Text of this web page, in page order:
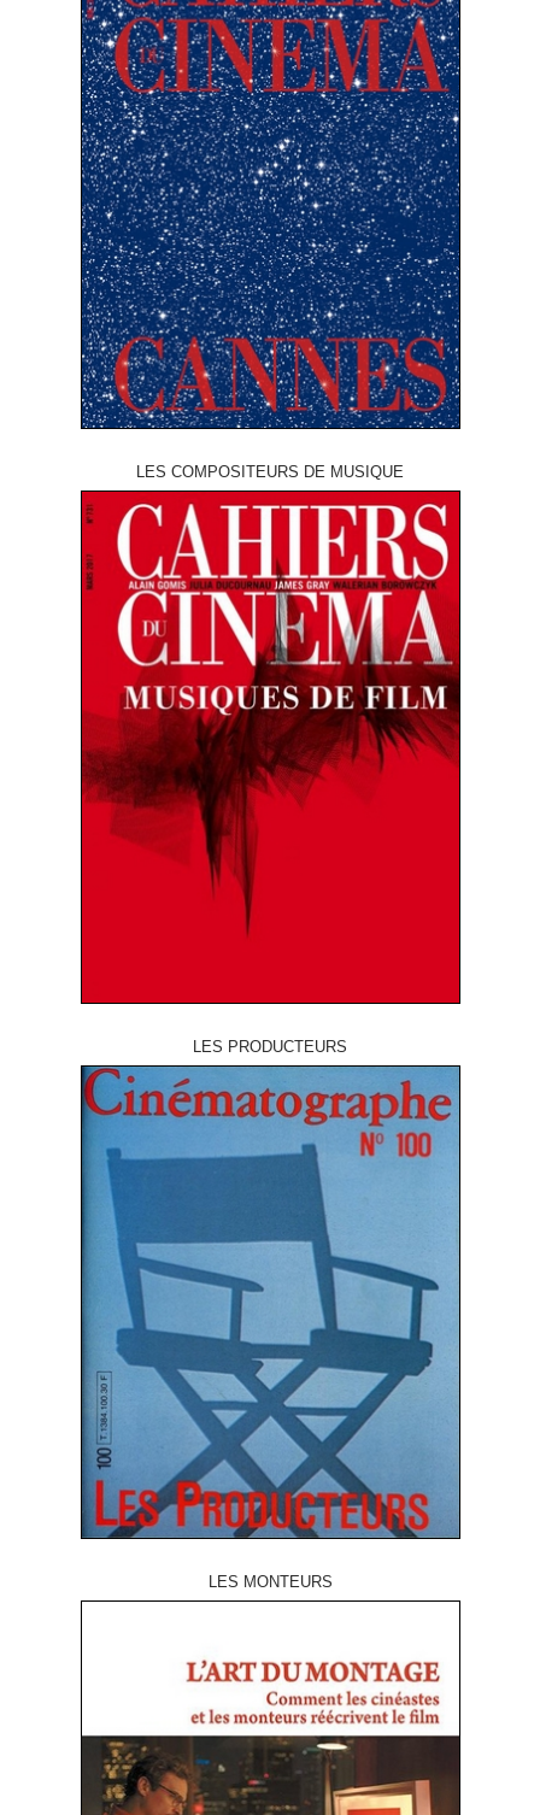
LES COMPOSITEURS DE MUSIQUE
LES PRODUCTEURS
LES MONTEURS